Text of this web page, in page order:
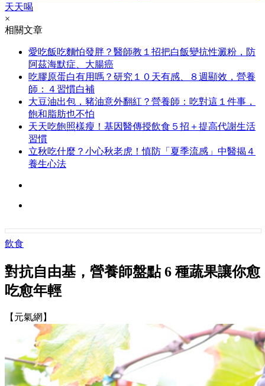
天天喝
×
相關文章
愛吃飯吃麵怕發胖？醫師教１招把白飯變抗性澱粉，防
阿茲海默症、大腸癌
吃膠原蛋白有用嗎？研究１０天有感、８週顯效，營養
師：４習慣白補
大豆油出包，豬油意外翻紅？營養師：吃對這１件事，
飽和脂肪也不怕
天天吃飽照樣瘦！基因醫傳授飲食５招＋提高代謝生活
習慣
立秋吃什麼？小心秋老虎！慎防「夏季流感」中醫揭４
養生心法
飲食
對抗自由基，營養師盤點 6 種蔬果讓你愈
吃愈年輕
【元氣網】